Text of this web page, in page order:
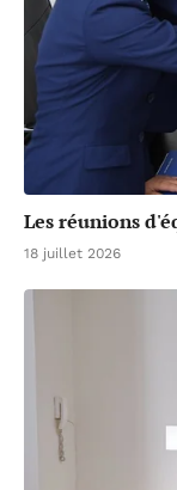
Les réunions
18 juillet 2026